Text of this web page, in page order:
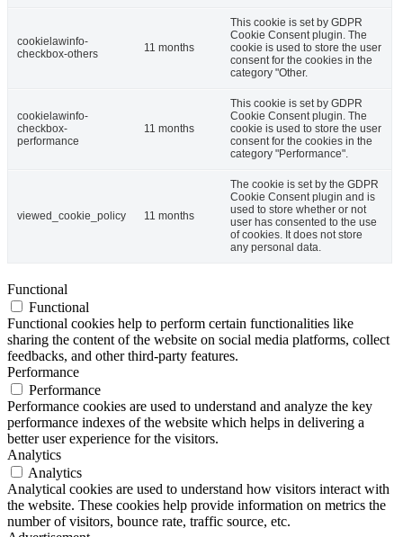
cookielawinfo-
checkbox-others
11 months
This cookie is set by GDPR
Cookie Consent plugin. The
cookie is used to store the user
consent for the cookies in the
category "Other.
cookielawinfo-
checkbox-
performance
11 months
This cookie is set by GDPR
Cookie Consent plugin. The
cookie is used to store the user
consent for the cookies in the
category "Performance".
viewed_cookie_policy 11 months
The cookie is set by the GDPR
Cookie Consent plugin and is
used to store whether or not
user has consented to the use
of cookies. It does not store
any personal data.
Functional
Functional
Functional cookies help to perform certain functionalities like
sharing the content of the website on social media platforms, collect
feedbacks, and other third-party features.
Performance
Performance
Performance cookies are used to understand and analyze the key
performance indexes of the website which helps in delivering a
better user experience for the visitors.
Analytics
Analytics
Analytical cookies are used to understand how visitors interact with
the website. These cookies help provide information on metrics the
number of visitors, bounce rate, traffic source, etc.